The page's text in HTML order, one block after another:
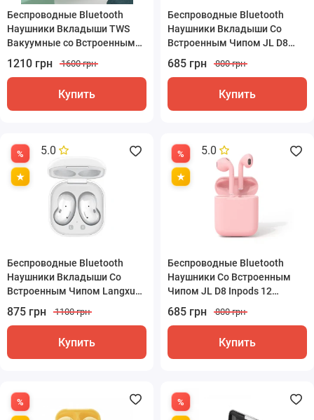
Беспроводные Bluetooth
Наушники Вкладыши TWS
Вакуумные со Встроенным
Чипом Bluetrum и Стерео
Эффектом Звука Sainyer T20
1210 грн 1600 грн
Купить
Беспроводные Bluetooth
Наушники Вкладыши Со
Встроенным Чипом JL D8
Inpods 12 Голубые
685 грн 800 грн
Купить
5.0
Беспроводные Bluetooth
Наушники Вкладыши Со
Встроенным Чипом Langxun
Белые
875 грн 1100 грн
Купить
5.0
Беспроводные Bluetooth
Наушники Со Встроенным
Чипом JL D8 Inpods 12
Розовые
685 грн 800 грн
Купить